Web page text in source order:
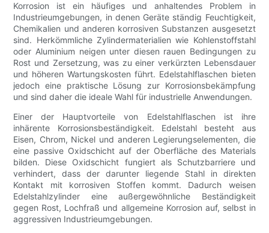
Korrosion ist ein häufiges und anhaltendes Problem in
Industrieumgebungen, in denen Geräte ständig Feuchtigkeit,
Chemikalien und anderen korrosiven Substanzen ausgesetzt
sind. Herkömmliche Zylindermaterialien wie Kohlenstoffstahl
oder Aluminium neigen unter diesen rauen Bedingungen zu
Rost und Zersetzung, was zu einer verkürzten Lebensdauer
und höheren Wartungskosten führt. Edelstahlflaschen bieten
jedoch eine praktische Lösung zur Korrosionsbekämpfung
und sind daher die ideale Wahl für industrielle Anwendungen.
Einer der Hauptvorteile von Edelstahlflaschen ist ihre
inhärente Korrosionsbeständigkeit. Edelstahl besteht aus
Eisen, Chrom, Nickel und anderen Legierungselementen, die
eine passive Oxidschicht auf der Oberfläche des Materials
bilden. Diese Oxidschicht fungiert als Schutzbarriere und
verhindert, dass der darunter liegende Stahl in direkten
Kontakt mit korrosiven Stoffen kommt. Dadurch weisen
Edelstahlzylinder eine außergewöhnliche Beständigkeit
gegen Rost, Lochfraß und allgemeine Korrosion auf, selbst in
aggressiven Industrieumgebungen.